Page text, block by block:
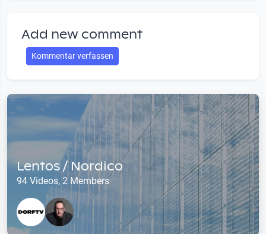
Add new comment
Kommentar verfassen
Lentos / Nordico
94 Videos, 2 Members